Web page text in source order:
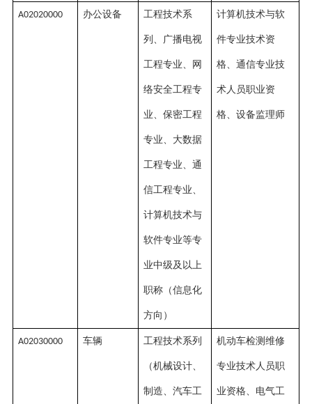
A02020000 办公设备 工程技术系
列、广播电视
工程专业、网
络安全工程专
业、保密工程
专业、大数据
工程专业、通
信工程专业、
计算机技术与
软件专业等专
业中级及以上
职称（信息化
方向）
计算机技术与软
件专业技术资
格、通信专业技
术人员职业资
格、设备监理师
A02030000 车辆 工程技术系列
（机械设计、
制造、汽车工
机动车检测维修
专业技术人员职
业资格、电气工